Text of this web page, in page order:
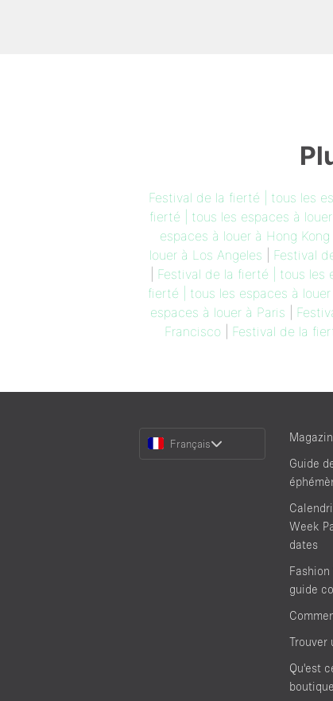
Festival de la fierté | tous les
fierté | tous les espaces à
espaces à louer à Hong Kong
louer à Los Angeles
Festival
Festival de la fierté | tous les
fierté | tous les espaces à
espaces à louer à Paris
Francisco
Festival de la
Choose
Français
Guide
Week
dates
guide
Trouver
Qu'est